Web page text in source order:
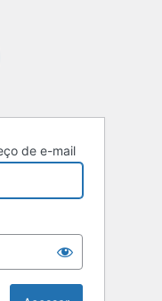
de e-mail